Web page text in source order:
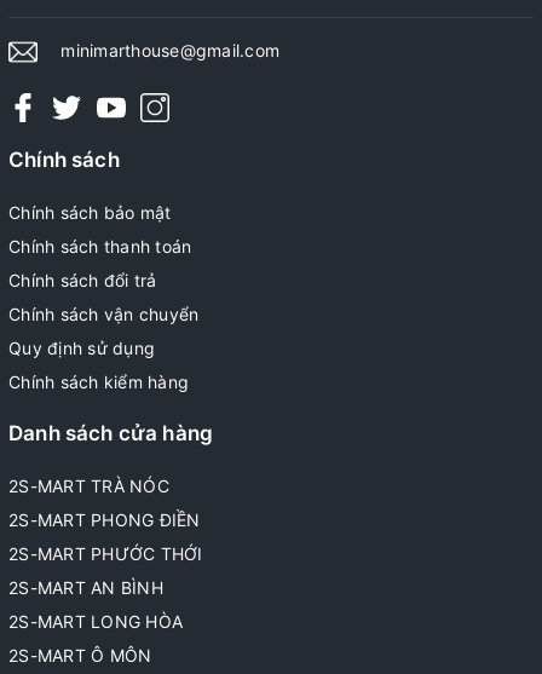
minimarthouse@gmail.com
Chính sách
Chính sách bảo mật
Chính sách thanh toán
Chính sách đổi trả
Chính sách vận chuyển
Quy định sử dụng
Chính sách kiểm hàng
Danh sách cửa hàng
2S-MART TRÀ NÓC
2S-MART PHONG ĐIỀN
2S-MART PHƯỚC THỚI
2S-MART AN BÌNH
2S-MART LONG HÒA
2S-MART Ô MÔN